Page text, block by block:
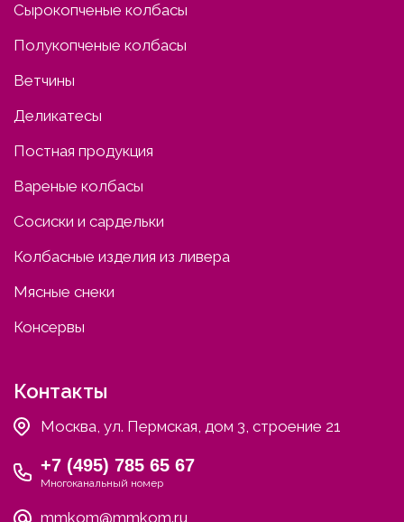
Сырокопченые колбасы
Полукопченые колбасы
Ветчины
Деликатесы
Постная продукция
Вареные колбасы
Сосиски и сардельки
Колбасные изделия из ливера
Мясные снеки
Консервы
Контакты
Москва, ул. Пермская, дом 3, строение 21
+7 (495) 785 65 67
Многоканальный номер
mmkom@mmkom.ru